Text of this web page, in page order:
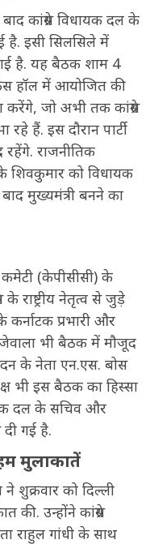
कांग्रेस विधायक दल के
है. इसी सिलसिले में
है. यह बैठक शाम 4
हॉल में आयोजित की
करेंगे, जो अभी तक कांग्रेस
हैं. इस दौरान पार्टी
राजनीतिक
शिवकुमार को विधायक
मुख्यमंत्री बनने का
(केपीसीसी) के
राष्ट्रीय नेतृत्व से जुड़े
कर्नाटक प्रभारी और
भी बैठक में मौजूद
के नेता एन.एस. बोस
भी इस बैठक का हिस्सा
दल के सचिव और
गई है.
मुलाकातें
शुक्रवार को दिल्ली
की. उन्होंने कांग्रेस
राहुल गांधी के साथ